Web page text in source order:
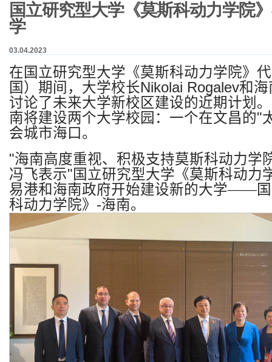
国立研究型大学《莫斯科动力学院
学
03.04.2023
在国立研究型大学《莫斯科动力学院》
国）期间，大学校长Nikolai Rogalev和海
讨论了未来大学新校区建设的近期计划。
南将建设两个大学校园：一个在文昌的"
会城市海口。
"海南高度重视、积极支持莫斯科动力学
冯飞表示"国立研究型大学《莫斯科动力
易港和海南政府开始建设新的大学——
科动力学院》 -海南。